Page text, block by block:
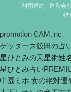
利用規約
運営会
特
promotion CAM.Inc
ゲッターズ飯田の占
星ひとみの天星術姓
星ひとみ占い
中園ミホ 女の絶対運